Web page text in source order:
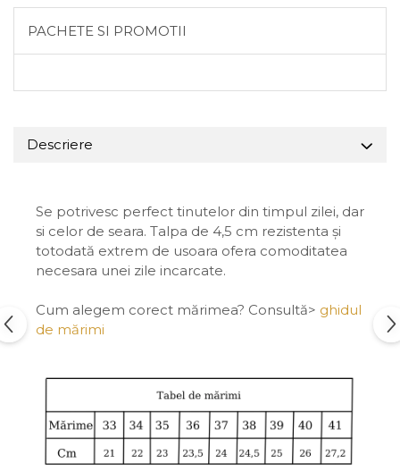
PACHETE SI PROMOTII
Descriere
Se potrivesc perfect tinutelor din timpul zilei, dar
si celor de seara. Talpa de 4,5 cm rezistenta și
totodată extrem de usoara ofera comoditatea
necesara unei zile incarcate.
Cum alegem corect mărimea? Consultă> ghidul
de mărimi